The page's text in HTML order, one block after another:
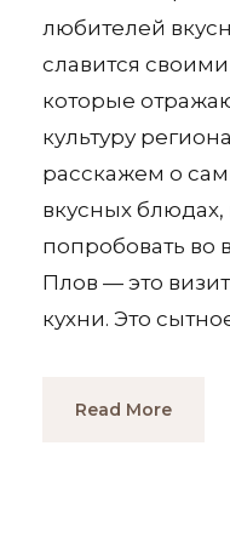
любителей
славится
которые
культуру
расскажем о
вкусных блюдах,
попробовать во
Плов — это
кухни. Это
Read More